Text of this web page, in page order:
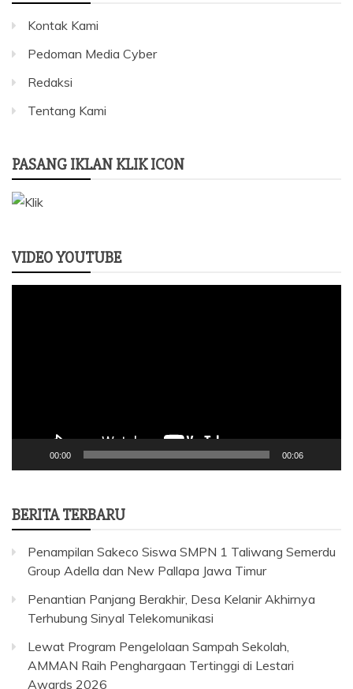
Kontak Kami
Pedoman Media Cyber
Redaksi
Tentang Kami
PASANG IKLAN KLIK ICON
VIDEO YOUTUBE
00:00 00:06
BERITA TERBARU
Penampilan Sakeco Siswa SMPN 1 Taliwang Semerdu
Group Adella dan New Pallapa Jawa Timur
Penantian Panjang Berakhir, Desa Kelanir Akhirnya
Terhubung Sinyal Telekomunikasi
Lewat Program Pengelolaan Sampah Sekolah,
AMMAN Raih Penghargaan Tertinggi di Lestari
Awards 2026